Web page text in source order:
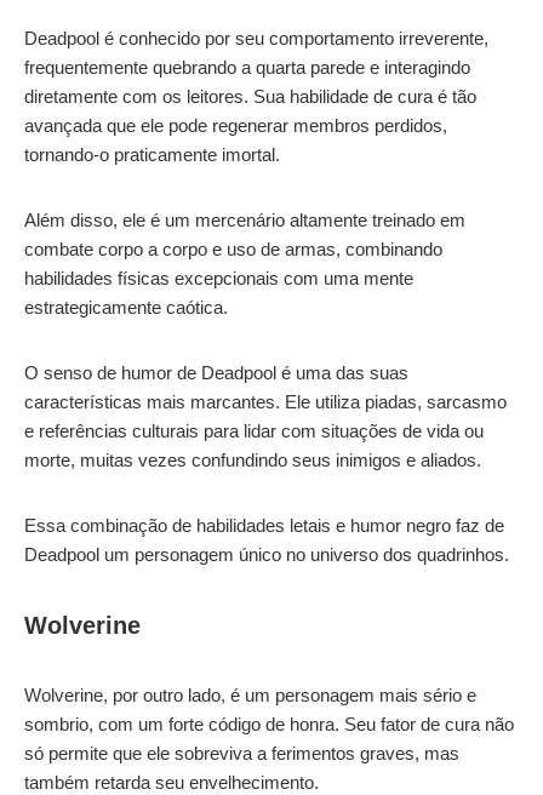
Deadpool é conhecido por seu comportamento irreverente,
frequentemente quebrando a quarta parede e interagindo
diretamente com os leitores. Sua habilidade de cura é tão
avançada que ele pode regenerar membros perdidos,
tornando-o praticamente imortal.
Além disso, ele é um mercenário altamente treinado em
combate corpo a corpo e uso de armas, combinando
habilidades físicas excepcionais com uma mente
estrategicamente caótica.
O senso de humor de Deadpool é uma das suas
características mais marcantes. Ele utiliza piadas, sarcasmo
e referências culturais para lidar com situações de vida ou
morte, muitas vezes confundindo seus inimigos e aliados.
Essa combinação de habilidades letais e humor negro faz de
Deadpool um personagem único no universo dos quadrinhos.
Wolverine
Wolverine, por outro lado, é um personagem mais sério e
sombrio, com um forte código de honra. Seu fator de cura não
só permite que ele sobreviva a ferimentos graves, mas
também retarda seu envelhecimento.